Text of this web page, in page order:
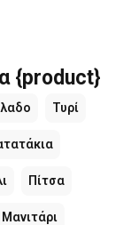
{product}
Τυρί
Πίτσα
Μανιτάρι